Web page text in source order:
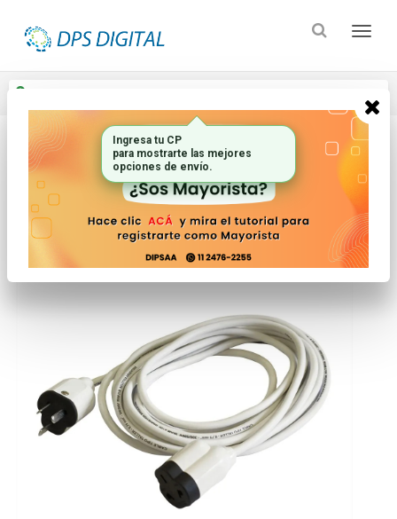
Inicio Electricidad Alargues Y Zapatillas
Ingresa tu CP
para mostrarte las mejores
opciones de envío.